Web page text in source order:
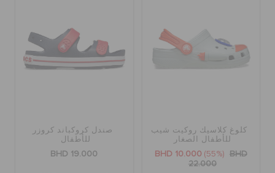
كلوغ كلاسيك روكيت شيب
للأطفال الصغار
BHD 10.000 (55%)
BHD
22.000
صندل كروكباند كروزر
للأطفال
BHD 19.000